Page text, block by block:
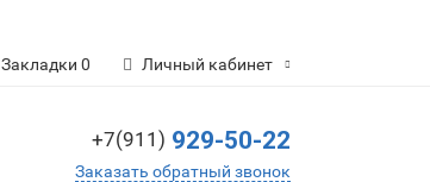
Закладки 0 Личный кабинет
+7(911) 929-50-22
Заказать обратный звонок